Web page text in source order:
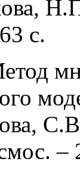
с.
–